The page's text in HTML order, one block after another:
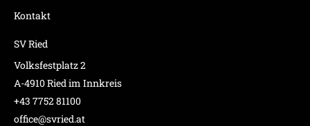
Kontakt
SV Ried
Volksfestplatz 2
A-4910 Ried im Innkreis
+43 7752 81100
office@svried.at